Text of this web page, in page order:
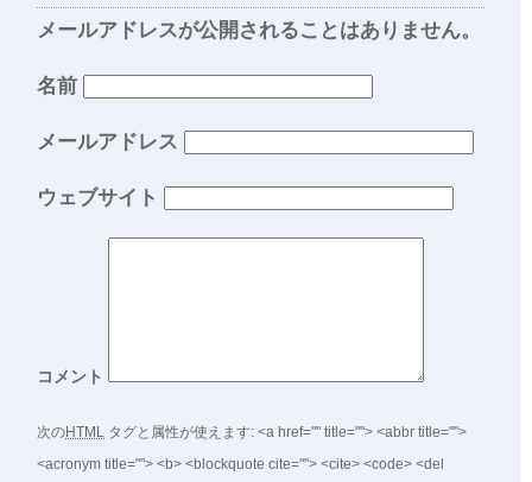
メールアドレスが公開されることはありません。
名前
メールアドレス
ウェブサイト
コメント
次のHTML タグと属性が使えます: <a href="" title=""> <abbr title="">
<acronym title=""> <b> <blockquote cite=""> <cite> <code> <del